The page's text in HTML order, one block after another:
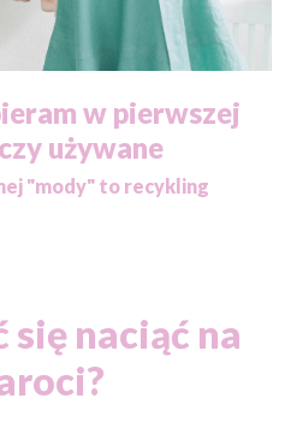
w pierwszej
używane
"mody" to recykling
się naciąć na